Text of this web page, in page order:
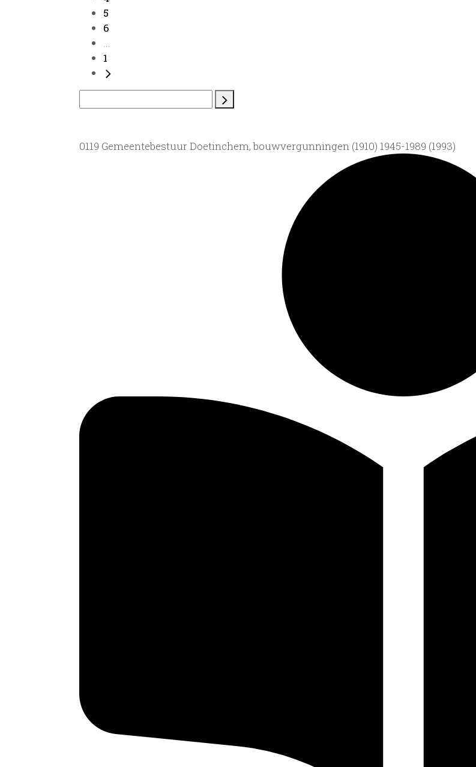
5
6
...
1
0119 Gemeentebestuur Doetinchem, bouwvergunningen (1910) 1945-1989 (1993)